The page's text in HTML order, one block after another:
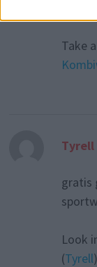
Take
Tyrell
gratis
Look
(Tyrell)